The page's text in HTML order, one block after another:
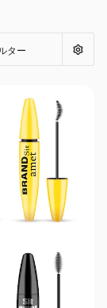
ター